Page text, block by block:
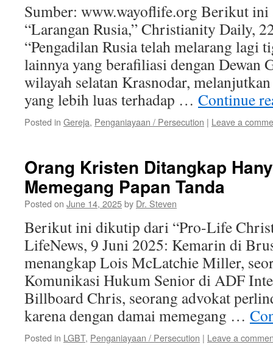
Sumber: www.wayoflife.org Berikut ini
“Larangan Rusia,” Christianity Daily,
“Pengadilan Rusia telah melarang lagi
lainnya yang berafiliasi dengan Dewan
wilayah selatan Krasnodar,
yang lebih luas terhadap … Continue
Posted in Gereja, Penganiayaan / Persecution | Leave a
Orang Kristen Ditangkap
Memegang Papan Tanda
Posted on June 14, 2025by Dr. Steven
Berikut ini dikutip dari “Pro-Life
LifeNews, 9 Juni 2025: Kemarin di
menangkap Lois McLatchie Miller,
Komunikasi Hukum Senior di ADF
Billboard Chris, seorang advokat
karena dengan damai memegang …
Posted in LGBT, Penganiayaan / Persecution | Leave a